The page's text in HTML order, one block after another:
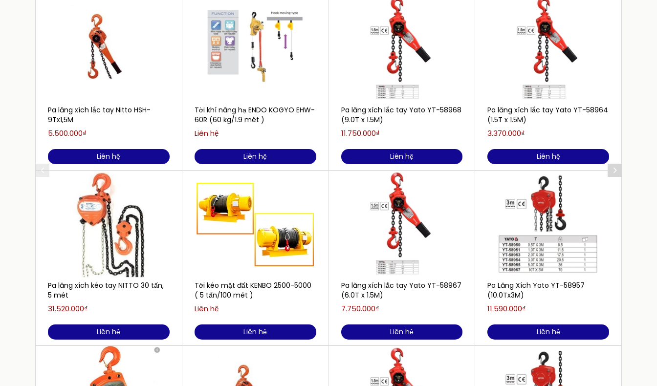
Pa lăng xích lắc tay Nitto HSH-
9Tx1,5M
5.500.000₫
Liên hệ
Pa lăng xích kéo tay NITTO 30 tấn,
5 mét
31.520.000₫
Liên hệ
Tời khí nâng hạ ENDO KOGYO EHW-
60R (60 kg/1.9 mét )
Liên hệ
Liên hệ
Tời kéo mặt đất KENBO 2500-5000
( 5 tấn/100 mét )
Liên hệ
Liên hệ
Pa lăng xích lắc tay Yato YT-58968
(9.0T x 1.5M)
11.750.000₫
Liên hệ
Pa lăng xích lắc tay Yato YT-58967
(6.0T x 1.5M)
7.750.000₫
Liên hệ
Pa lăng xích lắc tay Yato YT-58964
(1.5T x 1.5M)
3.370.000₫
Liên hệ
Pa Lăng Xích Yato YT-58957
(10.0Tx3M)
11.590.000₫
Liên hệ